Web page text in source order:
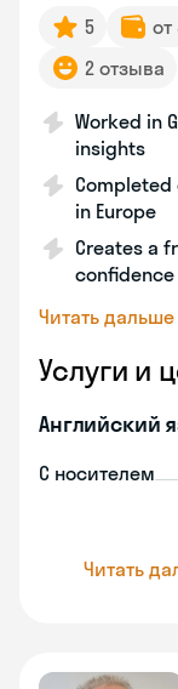
5 от
2 отзыва
Worked in
insights
in Europe
Creates a
confidence
Читать дальше
Услуги и
Английский
С носителем
Читать